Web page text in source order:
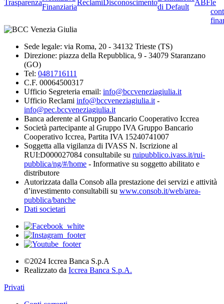
Trasparenza
Finanziaria
Reclami Disconoscimento
di Default
ABF le
Sede legale: via Roma, 20 - 34132 Trieste (TS)
Direzione: piazza della Repubblica, 9 - 34079 Staranzano
(GO)
Tel: 0481716111
C.F. 00064500317
Ufficio Segreteria email: info@bccveneziagiulia.it
Ufficio Reclami info@bccveneziagiulia.it -
info@pec.bccveneziagiulia.it
Banca aderente al Gruppo Bancario Cooperativo Iccrea
Società partecipante al Gruppo IVA Gruppo Bancario
Cooperativo Iccrea, Partita IVA 15240741007
Soggetta alla vigilanza di IVASS N. Iscrizione al
RUI:D000027084 consultabile su ruipubblico.ivass.it/rui-
pubblica/ng/#/home - Informative su soggetto abilitato e
distributore
Autorizzata dalla Consob alla prestazione dei servizi e attività
d’investimento consultabili su www.consob.it/web/area-
pubblica/banche
Dati societari
©2024 Iccrea Banca S.p.A
Realizzato da Iccrea Banca S.p.A.
Privati